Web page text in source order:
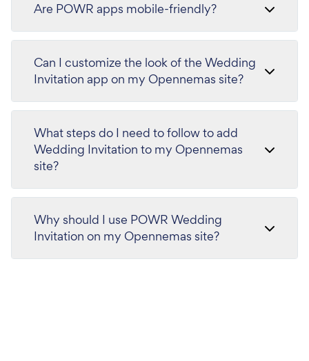
Are POWR apps mobile-friendly?
Can I customize the look of the Wedding
Invitation app on my Opennemas site?
What steps do I need to follow to add
Wedding Invitation to my Opennemas
site?
Why should I use POWR Wedding
Invitation on my Opennemas site?